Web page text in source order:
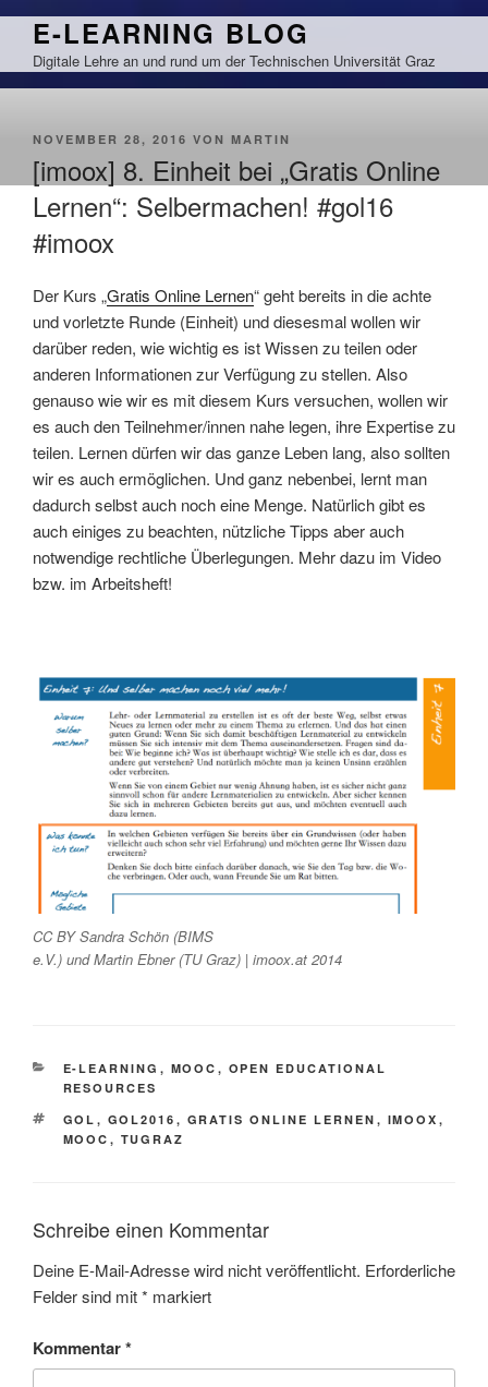
Zum
springen
E-LEARNING BLOG
Digitale Lehre an und rund um der Technischen Universität Graz
VERÖFFENTLICHT
NOVEMBER 28, 2016 VON MARTIN
[imoox] 8. Einheit bei „Gratis Online
Lernen“: Selbermachen! #gol16
#imoox
Der Kurs „Gratis Online Lernen“ geht bereits in die achte
und vorletzte Runde (Einheit) und diesesmal wollen wir
darüber reden, wie wichtig es ist Wissen zu teilen oder
anderen Informationen zur Verfügung zu stellen. Also
genauso wie wir es mit diesem Kurs versuchen, wollen wir
es auch den Teilnehmer/innen nahe legen, ihre Expertise zu
teilen. Lernen dürfen wir das ganze Leben lang, also sollten
wir es auch ermöglichen. Und ganz nebenbei, lernt man
dadurch selbst auch noch eine Menge. Natürlich gibt es
auch einiges zu beachten, nützliche Tipps aber auch
notwendige rechtliche Überlegungen. Mehr dazu im Video
bzw. im Arbeitsheft!
CC BY Sandra Schön (BIMS
e.V.) und Martin Ebner (TU Graz) | imoox.at 2014
KATEGORIEN
E-LEARNING , MOOC , OPEN EDUCATIONAL
RESOURCES
SCHLAGWÖRTER
GOL , GOL2016 , GRATIS ONLINE LERNEN , IMOOX ,
MOOC , TUGRAZ
Schreibe einen Kommentar
Deine E-Mail-Adresse wird nicht veröffentlicht. Erforderliche
Felder sind mit* markiert
Kommentar*